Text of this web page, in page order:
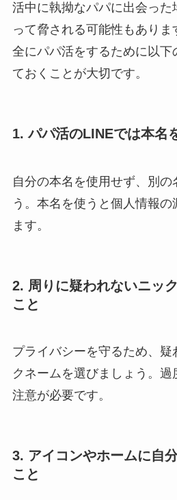
活中に執拗なパパに出会った
って脅される可能性もあり
全にパパ活をするために以下
ておくことが大切です。
1. パパ活のLINEでは本名
自分の本名を使用せず、別の
う。本名を使うと個人情報の
ます。
2. 周りに疑われないニッ
こと
プライバシーを守るため、疑
クネームを選びましょう。
注意が必要です。
3. アイコンやホームに自
こと